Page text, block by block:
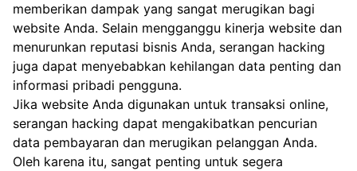
memberikan dampak yang sangat merugikan bagi
website Anda. Selain mengganggu kinerja website dan
menurunkan reputasi bisnis Anda, serangan hacking
juga dapat menyebabkan kehilangan data penting dan
informasi pribadi pengguna.
Jika website Anda digunakan untuk transaksi online,
serangan hacking dapat mengakibatkan pencurian
data pembayaran dan merugikan pelanggan Anda.
Oleh karena itu, sangat penting untuk segera